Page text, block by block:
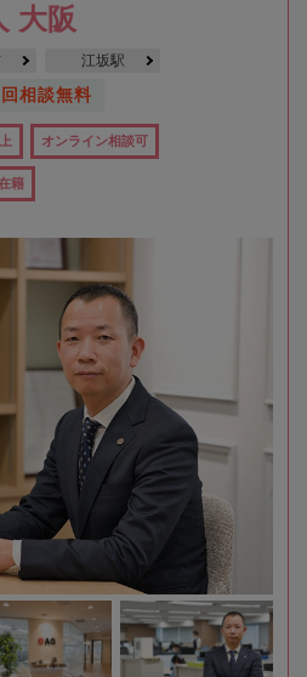
大阪
江坂駅
相談無料
オンライン相談可
籍